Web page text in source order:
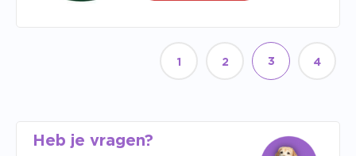
1 2 3 4
Heb je vragen?